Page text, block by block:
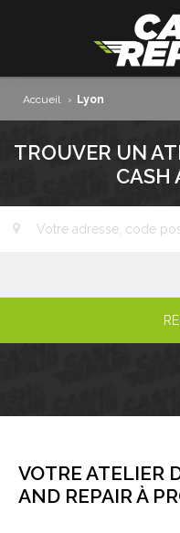
Accueil › Lyon
TROUVER UN
CASH
VOTRE ATELIER
AND REPAIR À